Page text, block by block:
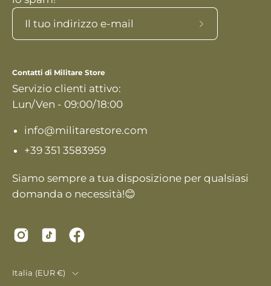
Iscriviti
Contatti di Militare Store
Servizio clienti attivo:
Lun/Ven - 09:00/18:00
info@militarestore.com
+39 351 3583959
Siamo sempre a tua disposizione per qualsiasi
domanda o necessità!😊
Paese
Italia (EUR €)